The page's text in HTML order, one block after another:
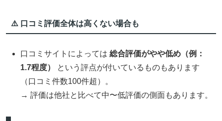
⚠️ 口コミ評価全体は高くない場合も
口コミサイトによっては総合評価がやや低め（例：
1.7程度）
という評点が付いているものもあります
（口コミ件数100件超）。
→ 評価は他社と比べて中〜低評価の側面もあります。